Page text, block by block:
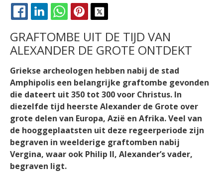
FACEBOOK
LINKEDINWHATSAPPPINTEREST
GRAFTOMBE UIT DE TIJD VAN
ALEXANDER DE GROTE ONTDEKT
Griekse archeologen hebben nabij de stad
Amphipolis een belangrijke graftombe gevonden
die dateert uit 350 tot 300 voor Christus. In
diezelfde tijd heerste Alexander de Grote over
grote delen van Europa, Azië en Afrika. Veel van
de hooggeplaatsten uit deze regeerperiode zijn
begraven in weelderige graftomben nabij
Vergina, waar ook Philip II, Alexander’s vader,
begraven ligt.